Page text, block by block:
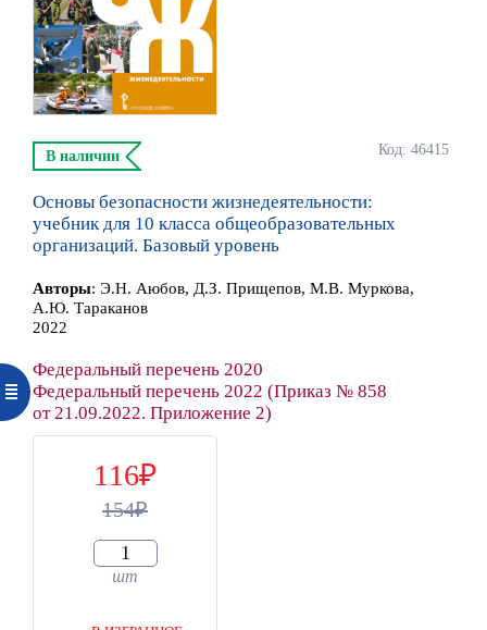
Код: 46415
В наличии
Основы безопасности жизнедеятельности:
учебник для 10 класса общеобразовательных
организаций. Базовый уровень
Авторы: Э.Н. Аюбов, Д.З. Прищепов, М.В. Муркова,
А.Ю. Тараканов
2022
Федеральный перечень 2020
Федеральный перечень 2022 (Приказ № 858
от 21.09.2022. Приложение 2)
116
154
шт